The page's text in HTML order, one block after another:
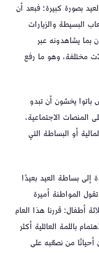
بصورة كبيرة؛ فبعد أن
البسيطة والزيارات
بما يشاهدونه عبر
مختلفة، وهو ما رفع
يخشون أن تبدو
المنصات الاجتماعية،
أو البساطة التي
إلى بساطة العيد بعيدًا
المواطنة أميرة
أطفال: قررنا هذا العام
باللمة العائلية أكثر
من نصعّبه على